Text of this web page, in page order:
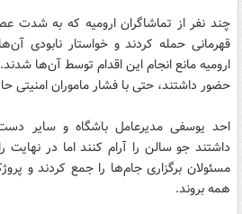
چند نفر از تماشاگران ارومیه که به شدت
قهرمانی حمله کردند و خواستار نابودی
ارومیه مانع انجام این اقدام توسط آن‌ها
حضور داشتند، حتی با فشار ماموران امنیتی
احد یوسفی مدیرعامل باشگاه و سایر
داشتند جو سالن را آرام کنند اما در نهایت
مسئولان برگزاری جام‌ها را جمع کردند و
همه بروند.